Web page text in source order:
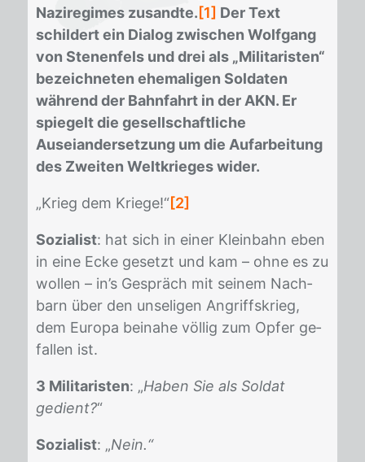
Naziregimes zusandte. [1] Der Text
schildert ein Dialog zwischen Wolfgang
von Stenenfels und drei als „Militaristen“
bezeichneten ehemaligen Soldaten
während der Bahnfahrt in der AKN. Er
spiegelt die gesellschaftliche
Auseiandersetzung um die Aufarbeitung
des Zweiten Weltkrieges wider.
„Krieg dem Krie­ge!“[2]
Sozialist: hat sich in ei­ner Klein­bahn eben
in eine Ecke ge­setzt und kam – ohne es zu
wol­len – in’s Ge­spräch mit sei­nem Nach­
barn über den un­se­li­gen An­griffs­krieg,
dem Eu­ro­pa bei­na­he völ­lig zum Op­fer ge­
fal­len ist.
3 Militaristen: „Haben Sie als Soldat
gedient?“
Sozialist: „Nein.“